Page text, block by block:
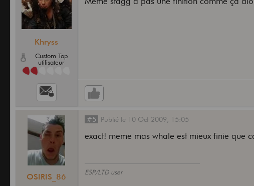
Khryss
Custom Top
utilisateur
OSIRIS_86
#5 Publié le 10 Oct 2009, 15:05
exact! meme mas whale est mieux finie que
ESP/LTD user